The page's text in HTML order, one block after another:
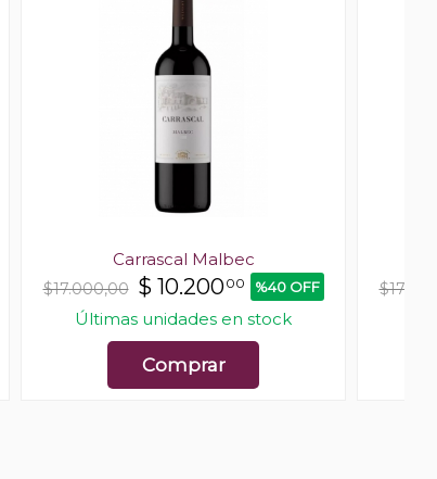
Carrascal Malbec
$17.000,00 $ 10.20000 %40 OFF
Últimas unidades en stock
Comprar